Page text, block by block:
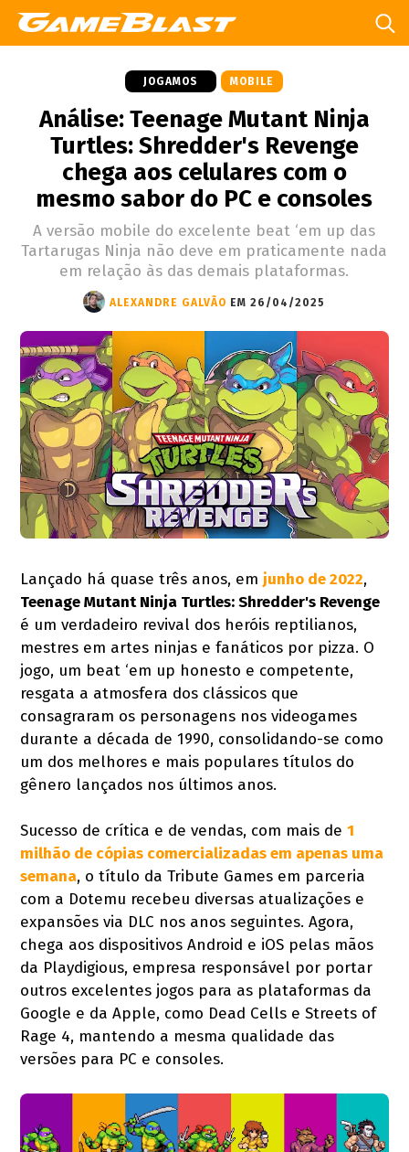
JOGAMOS MOBILE
Análise: Teenage Mutant Ninja
Turtles: Shredder's Revenge
chega aos celulares com o
mesmo sabor do PC e consoles
A versão mobile do excelente beat ‘em up das
Tartarugas Ninja não deve em praticamente nada
em relação às das demais plataformas.
ALEXANDRE GALVÃO EM 26/04/2025
Lançado há quase três anos, em junho de 2022,
Teenage Mutant Ninja Turtles: Shredder's Revenge
é um verdadeiro revival dos heróis reptilianos,
mestres em artes ninjas e fanáticos por pizza. O
jogo, um beat ‘em up honesto e competente,
resgata a atmosfera dos clássicos que
consagraram os personagens nos videogames
durante a década de 1990, consolidando-se como
um dos melhores e mais populares títulos do
gênero lançados nos últimos anos.
Sucesso de crítica e de vendas, com mais de1
milhão de cópias comercializadas em apenas uma
semana, o título da Tribute Games em parceria
com a Dotemu recebeu diversas atualizações e
expansões via DLC nos anos seguintes. Agora,
chega aos dispositivos Android e iOS pelas mãos
da Playdigious, empresa responsável por portar
outros excelentes jogos para as plataformas da
Google e da Apple, como Dead Cells e Streets of
Rage 4, mantendo a mesma qualidade das
versões para PC e consoles.